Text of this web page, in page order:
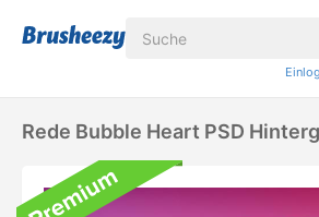
Rede Bubble Heart PSD